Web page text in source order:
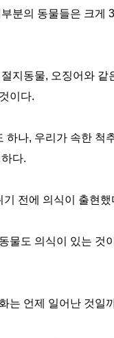
분의 동물들은 크게
지동물, 오징어와 같
이다.
하나, 우리가 속한 척
다.
기 전에 의식이 출현했
물도 의식이 있는 것
는 언제 일어난 것일